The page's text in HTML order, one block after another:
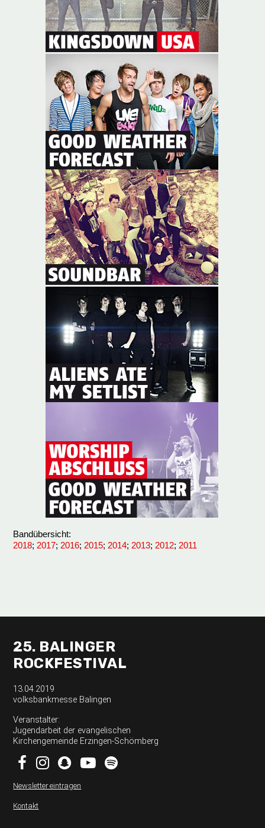
Bandübersicht:
2018; 2017; 2016; 2015; 2014; 2013; 2012; 2011
25. BALINGER
ROCKFESTIVAL
13.04.2019
volksbankmesse Balingen
Veranstalter:
Jugendarbeit der evangelischen
Kirchengemeinde Erzingen-Schömberg
Newsletter eintragen
Kontakt